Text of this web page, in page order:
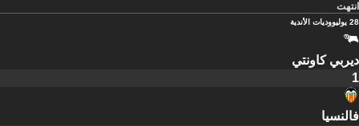
انتهت
28 يوليو وديات الأندية
ديربي كاونتي
1
فالنسيا